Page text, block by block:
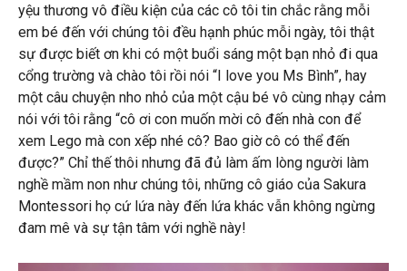
yệu thương vô điều kiện của các cô tôi tin chắc rằng mỗi
em bé đến với chúng tôi đều hạnh phúc mỗi ngày, tôi thật
sự được biết ơn khi có một buổi sáng một bạn nhỏ đi qua
cổng trường và chào tôi rồi nói “I love you Ms Bình”, hay
một câu chuyện nho nhỏ của một cậu bé vô cùng nhạy cảm
nói với tôi rằng “cô ơi con muốn mời cô đến nhà con để
xem Lego mà con xếp nhé cô? Bao giờ cô có thể đến
được?” Chỉ thế thôi nhưng đã đủ làm ấm lòng người làm
nghề mầm non như chúng tôi, những cô giáo của Sakura
Montessori họ cứ lứa này đến lứa khác vẫn không ngừng
đam mê và sự tận tâm với nghề này!